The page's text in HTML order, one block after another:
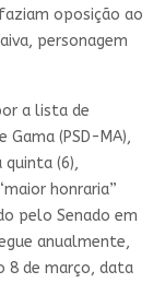
oposição ao
personagem
a lista de
Gama (PSD-MA),
quinta (6),
honraria”
pelo Senado em
anualmente,
8 de março, data